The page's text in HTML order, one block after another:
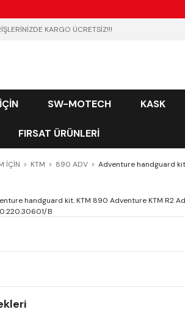
KARGO ÜCRETSİZ!!!
SW-MOTECH KASK
FIRSAT ÜRÜNLERİ
İÇİN KTM 890 ADV Adventure handguard